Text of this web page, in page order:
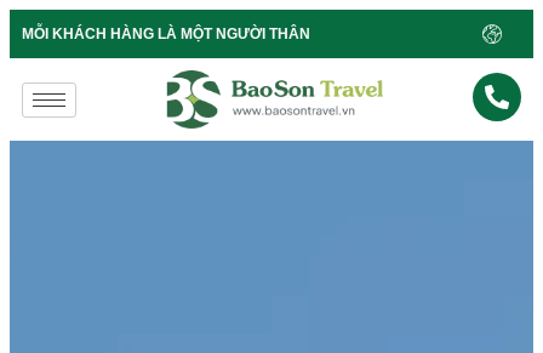
MỖI KHÁCH HÀNG LÀ MỘT NGƯỜI THÂN